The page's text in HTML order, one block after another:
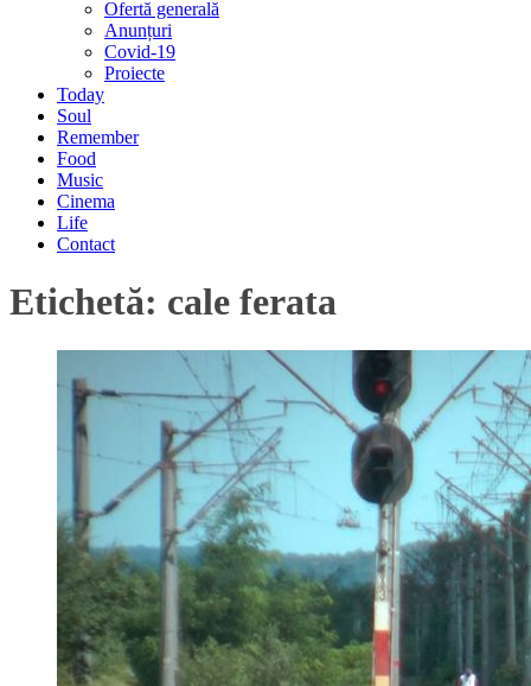
Ofertă generală
Anunțuri
Covid-19
Proiecte
Today
Soul
Remember
Food
Music
Cinema
Life
Contact
Etichetă: cale ferata